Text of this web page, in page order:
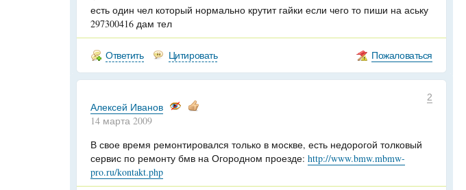
есть один чел который нормально крутит гайки если чего то пиши на аську
297300416 дам тел
Ответить Цитировать Пожаловаться
2
Алексей Иванов
14 марта 2009
В свое время ремонтировался только в москве, есть недорогой толковый
сервис по ремонту бмв на Огородном проезде: http://www.bmw.mbmw-
pro.ru/kontakt.php